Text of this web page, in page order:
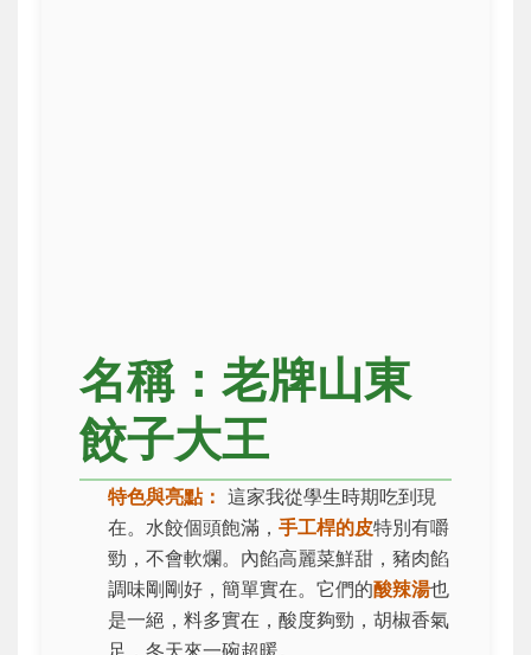
名稱：老牌山東
餃子大王
特色與亮點： 這家我從學生時期吃到現
在。水餃個頭飽滿， 手工桿的皮特別有嚼
勁，不會軟爛。內餡高麗菜鮮甜，豬肉餡
調味剛剛好，簡單實在。它們的酸辣湯也
是一絕，料多實在，酸度夠勁，胡椒香氣